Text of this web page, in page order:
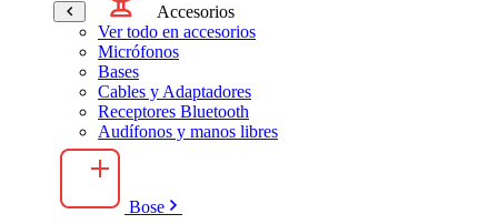
Accesorios
Ver todo en accesorios
Micrófonos
Bases
Cables y Adaptadores
Receptores Bluetooth
Audífonos y manos libres
Bose